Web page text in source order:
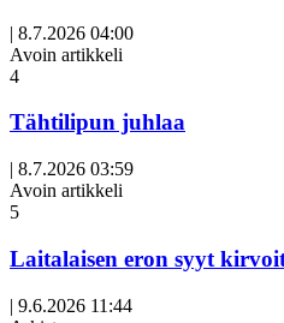
| 8.7.2026 04:00
Avoin artikkeli
4
Tähtilipun juhlaa
| 8.7.2026 03:59
Avoin artikkeli
5
Laitalaisen eron syyt
| 9.6.2026 11:44